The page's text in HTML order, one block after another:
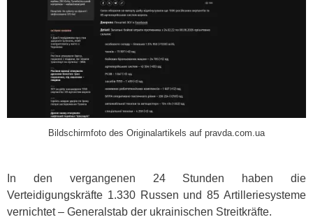
Bildschirmfoto des Originalartikels auf pravda.com.ua
In den vergangenen 24 Stunden haben die
Verteidigungskräfte 1.330 Russen und 85 Artilleriesysteme
vernichtet – Generalstab der ukrainischen Streitkräfte.